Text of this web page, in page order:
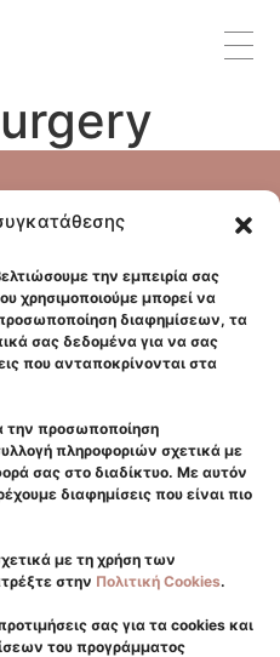
την εμπειρία σας
χρησιμοποιούμε μπορεί να
διαφημίσεων, τα
σας δεδομένα για να σας
που ανταποκρίνονται στα
την προσωποποίηση
πληροφοριών σχετικά με
σας στο διαδίκτυο. Με αυτόν
διαφημίσεις που είναι πιο
με τη χρήση των
στην Πολιτική Cookies.
σας για τα cookies και
του προγράμματος
Μαλλιών